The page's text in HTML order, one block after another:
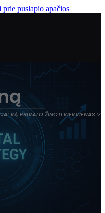
prie puslapio apačios
KĄ PRIVALO ŽINOTI KIEKVIENAS